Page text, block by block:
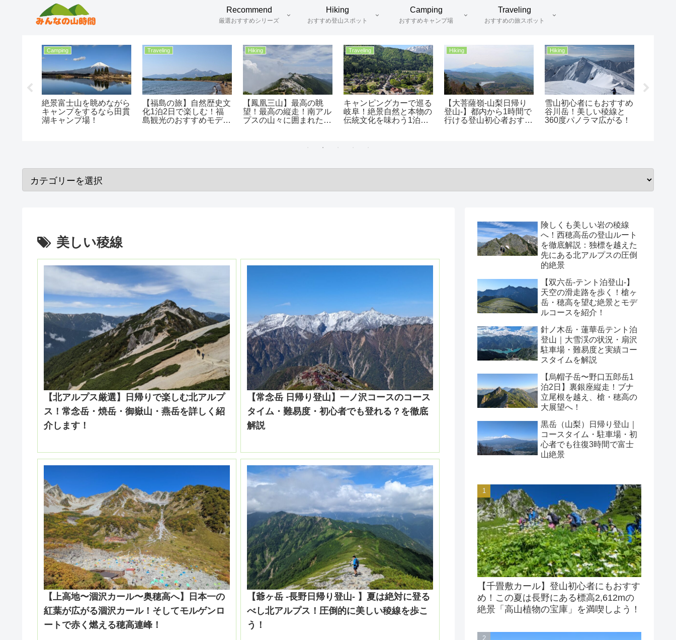
Recommend
厳選おすすめシリーズ
Hiking
おすすめ登山スポット
Camping
おすすめキャンプ場
Traveling
おすすめの旅スポット
Hiking
雪山初心者にもおすすめ
谷川岳！美しい稜線と
360度パノラマ広がる！
Traveling
【山形の旅】ここに行け
ば間違いなし！山形観光
のモデルコースを紹介！
Hiking
【千畳敷カール】登山初
心者にもおすすめ！この
夏は長野にある標高
おすすめ北アルプス登山
険しくも美しい岩の稜線
へ！西穂高岳の登山ルー
トを徹底解説：独標を越
Hiking
【木曽駒ヶ岳 -長野日帰
り登山- 】夏山といえ
ば！高山植物の宝箱「千
Hiking
【上高地】冬の上高地で
銀世界を満喫！登山初心
者でも安心の雪山トレッ
美しい稜線
【北アルプス厳選】日帰りで楽しむ北アルプ
ス！常念岳・焼岳・御嶽山・燕岳を詳しく紹
介します！
【常念岳 日帰り登山】一ノ沢コースのコース
タイム・難易度・初心者でも登れる？を徹底
解説
【上高地〜涸沢カール〜奥穂高へ】日本一の
紅葉が広がる涸沢カール！そしてモルゲンロ
ートで赤く燃える穂高連峰！
【爺ヶ岳 -長野日帰り登山- 】夏は絶対に登る
べし北アルプス！圧倒的に美しい稜線を歩こ
う！
険しくも美しい岩の稜線
へ！西穂高岳の登山ルート
を徹底解説：独標を越えた
先にある北アルプスの圧倒
的絶景
【双六岳-テント泊登山-】
天空の滑走路を歩く！槍ヶ
岳・穂高を望む絶景とモデ
ルコースを紹介！
針ノ木岳・蓮華岳テント泊
登山｜大雪渓の状況・扇沢
駐車場・難易度と実績コー
スタイムを解説
【烏帽子岳〜野口五郎岳1
泊2日】裏銀座縦走！ブナ
立尾根を越え、槍・穂高の
大展望へ！
黒岳（山梨）日帰り登山｜
コースタイム・駐車場・初
心者でも往復3時間で富士
山絶景
【千畳敷カール】登山初心者にもおすす
め！この夏は長野にある標高2,612mの
絶景「高山植物の宝庫」を満喫しよう！